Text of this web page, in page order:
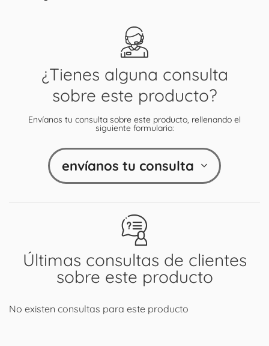
Últimas consultas de clientes
sobre este producto
No existen consultas para este producto
¿Tienes alguna consulta
sobre este producto?
Envíanos tu consulta sobre este producto, rellenando el
siguiente formulario:
envíanos tu consulta